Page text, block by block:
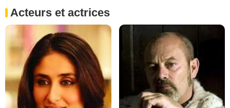
Acteurs et actrices